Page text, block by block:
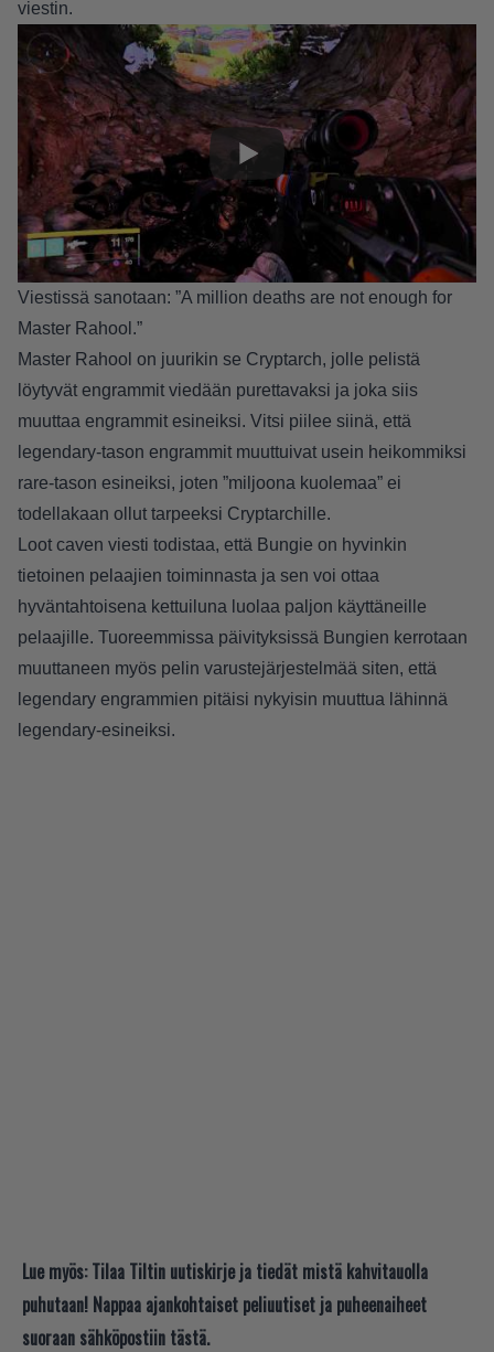
viestin.
Viestissä sanotaan: ”A million deaths are not enough for
Master Rahool.”
Master Rahool on juurikin se Cryptarch, jolle pelistä
löytyvät engrammit viedään purettavaksi ja joka siis
muuttaa engrammit esineiksi. Vitsi piilee siinä, että
legendary-tason engrammit muuttuivat usein heikommiksi
rare-tason esineiksi, joten ”miljoona kuolemaa” ei
todellakaan ollut tarpeeksi Cryptarchille.
Loot caven viesti todistaa, että Bungie on hyvinkin
tietoinen pelaajien toiminnasta ja sen voi ottaa
hyväntahtoisena kettuiluna luolaa paljon käyttäneille
pelaajille. Tuoreemmissa päivityksissä Bungien kerrotaan
muuttaneen myös pelin varustejärjestelmää siten, että
legendary engrammien pitäisi nykyisin muuttua lähinnä
legendary-esineiksi.
Lue myös: Tilaa Tiltin uutiskirje ja tiedät mistä kahvitauolla
puhutaan! Nappaa ajankohtaiset peliuutiset ja puheenaiheet
suoraan sähköpostiin tästä.